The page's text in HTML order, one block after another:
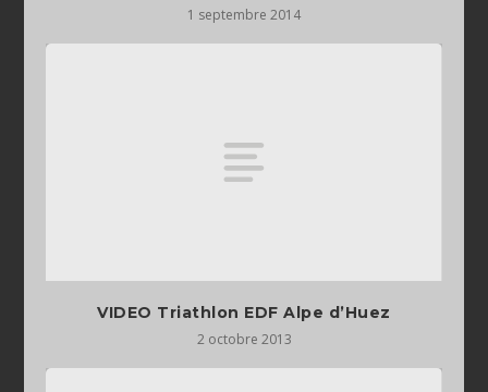
1 septembre 2014
VIDEO Triathlon EDF Alpe d’Huez
2 octobre 2013